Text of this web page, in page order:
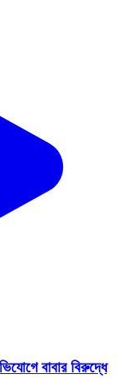
বাবার বিরুদ্ধে